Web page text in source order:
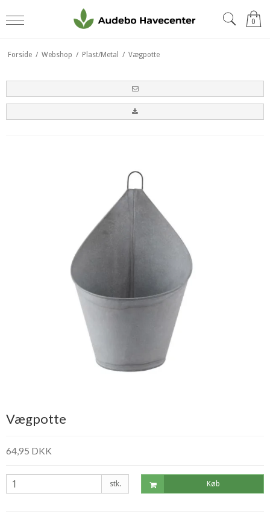
0
Forside / Webshop / Plast/Metal / Vægpotte
Vægpotte
64,95 DKK
stk. Køb